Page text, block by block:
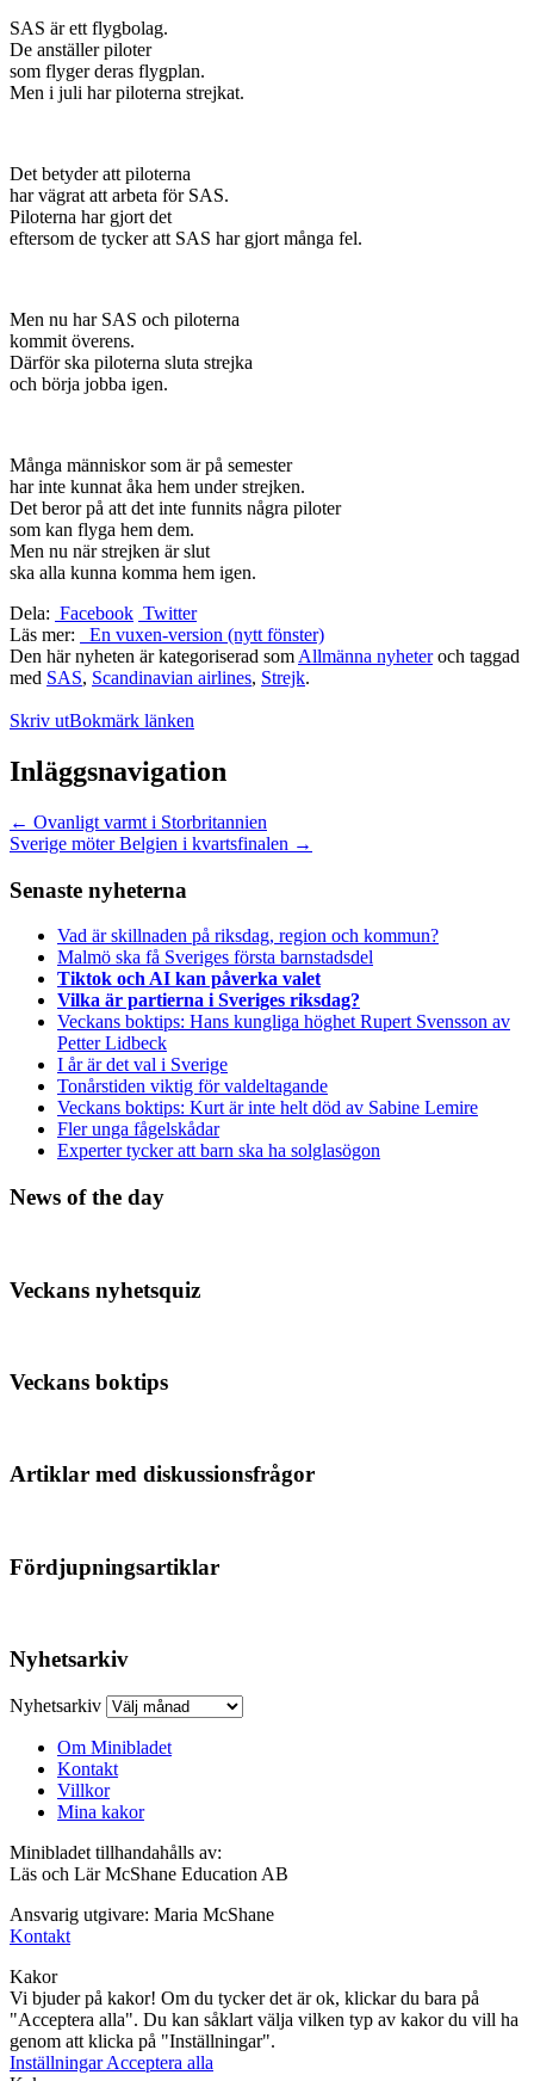
SAS är ett flygbolag.
De anställer piloter
som flyger deras flygplan.
Men i juli har piloterna strejkat.
Det betyder att piloterna
har vägrat att arbeta för SAS.
Piloterna har gjort det
eftersom de tycker att SAS har gjort många fel.
Men nu har SAS och piloterna
kommit överens.
Därför ska piloterna sluta strejka
och börja jobba igen.
Många människor som är på semester
har inte kunnat åka hem under strejken.
Det beror på att det inte funnits några piloter
som kan flyga hem dem.
Men nu när strejken är slut
ska alla kunna komma hem igen.
Dela: Facebook Twitter
Läs mer:
En vuxen-version (nytt fönster)
Den här nyheten är kategoriserad som Allmänna nyheteroch taggad
med SAS, Scandinavian airlines, Strejk.
Skriv utBokmärk länken
Inläggsnavigation
← Ovanligt varmt i Storbritannien
Sverige möter Belgien i kvartsfinalen →
Senaste nyheterna
Vad är skillnaden på riksdag, region och kommun?
Malmö ska få Sveriges första barnstadsdel
Tiktok och AI kan påverka valet
Vilka är partierna i Sveriges riksdag?
Veckans boktips: Hans kungliga höghet Rupert Svensson av
Petter Lidbeck
I år är det val i Sverige
Tonårstiden viktig för valdeltagande
Veckans boktips: Kurt är inte helt död av Sabine Lemire
Fler unga fågelskådar
Experter tycker att barn ska ha solglasögon
News of the day
Veckans nyhetsquiz
Veckans boktips
Artiklar med diskussionsfrågor
Fördjupningsartiklar
Nyhetsarkiv
Nyhetsarkiv
Om Minibladet
Kontakt
Villkor
Mina kakor
Minibladet tillhandahålls av:
Läs och Lär McShane Education AB
Ansvarig utgivare: Maria McShane
Kontakt
Kakor
Vi bjuder på kakor! Om du tycker det är ok, klickar du bara på
"Acceptera alla". Du kan såklart välja vilken typ av kakor du vill ha
genom att klicka på "Inställningar".
InställningarAcceptera alla